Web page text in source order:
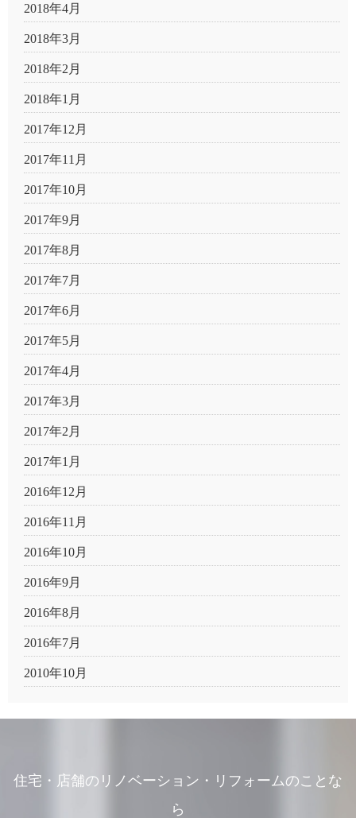
2018年4月
2018年3月
2018年2月
2018年1月
2017年12月
2017年11月
2017年10月
2017年9月
2017年8月
2017年7月
2017年6月
2017年5月
2017年4月
2017年3月
2017年2月
2017年1月
2016年12月
2016年11月
2016年10月
2016年9月
2016年8月
2016年7月
2010年10月
住宅・店舗のリノベーション・リフォームのことな
ら